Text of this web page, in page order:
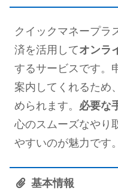
クイックマネープラ
済を活用してオンラ
するサービスです。
案内してくれるため
められます。 必要な
心のスムーズなやり
やすいのが魅力です。
基本情報